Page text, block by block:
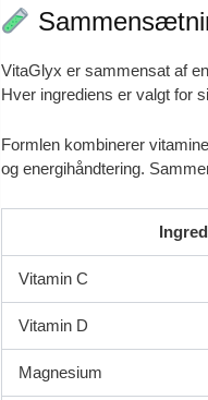
VitaGlyx er sammensat af
Hver ingrediens er valgt for
Formlen kombinerer
og energihåndtering.
Vitamin C
Vitamin D
Magnesium